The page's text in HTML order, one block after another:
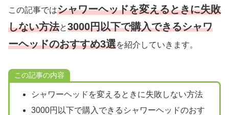
この記事ではシャワーヘッドを変えるときに失敗
しない方法と3000円以下で購入できるシャワ
ーヘッドのおすすめ3選を紹介していきます。
この記事の内容
シャワーヘッドを変えるときに失敗しない方法
3000円以下で購入できるシャワーヘッドのおす